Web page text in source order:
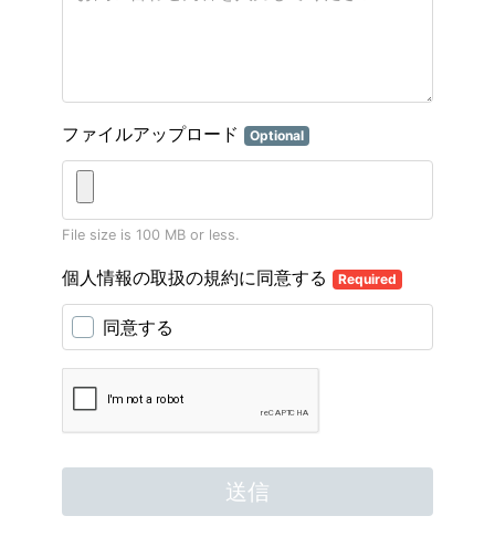
ファイルアップロード Optional
File size is 100 MB or less.
個人情報の取扱の規約に同意する Required
同意する
送信